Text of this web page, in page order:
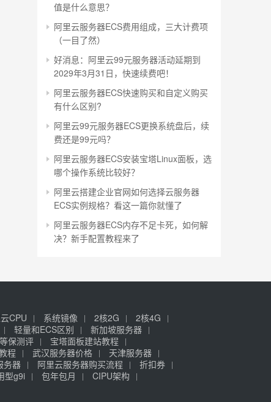
值是什么意思？
阿里云服务器ECS费用组成，三大计费项
（一目了然）
好消息：阿里云99元服务器活动延期到
2029年3月31日，快速续费吧！
阿里云服务器ECS快速购买和自定义购买
有什么区别?
阿里云99元服务器ECS更换系统盘后，续
费还是99元吗？
阿里云服务器ECS安装宝塔Linux面板，选
哪个操作系统比较好？
阿里云搭建企业官网如何选择云服务器
ECS实例规格？看这一篇你就懂了
阿里云服务器ECS内存不足卡死，如何解
决？新手配置教程来了
CPU 系统镜像 2核2G
2核4G
轻量和ECS区别
新加坡服务器
等保测评
宝塔面板建站教程
程 武汉服务器价格
天津服务器
务器 阿里云服务器购买流程
折扣券
型g9i 包年包月
CIPU架构